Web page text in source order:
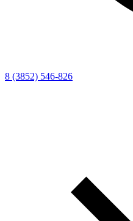
8 (3852) 546-826